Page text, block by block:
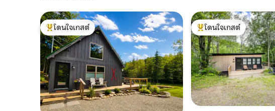
โดนใจเกสต์ที่สุด
โดนใจเกสต์
โดนใจเกสต์ที่สุด
โดนใจเกสต์